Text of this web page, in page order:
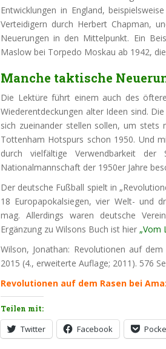
Entwicklungen in England,
Verteidigern durch Herbert Chapman,
Neuerungen in den Mittelpunkt. Ein
Maslow bei Torpedo Moskau ab 1942,
Manche taktische
Die Lektüre führt einem auch des
Wiederentdeckungen alter Ideen sind.
sich zueinander stellen sollen, um stets
Tottenham Hotspurs schon 1950. Und
durch vielfältige Verwendbarkeit
Nationalmannschaft der 1950er Jahre
Der deutsche Fußball spielt in
18 Europapokalsiegen, vier Welt- und
mag. Allerdings waren deutsche
Ergänzung zu Wilsons Buch ist hier „Vom
Wilson, Jonathan: Revolutionen auf
2015 (4., erweiterte Auflage; 2011). 576
Revolutionen auf dem Rasen bei
Teilen mit:
Twitter Facebook